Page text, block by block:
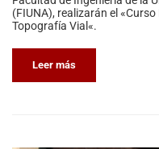
(FIUNA), realizarán el
Topografía Vial«.
Leer más